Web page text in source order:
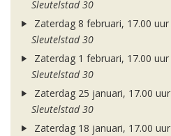
Sleutelstad 30
Zaterdag 8 februari, 17.00 uur
Sleutelstad 30
Zaterdag 1 februari, 17.00 uur
Sleutelstad 30
Zaterdag 25 januari, 17.00 uur
Sleutelstad 30
Zaterdag 18 januari, 17.00 uur